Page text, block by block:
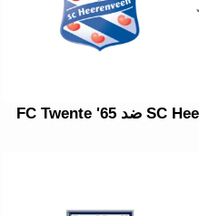
2026-08-09 موعد لقاء SC Heerenveen ضد FC Twente '65